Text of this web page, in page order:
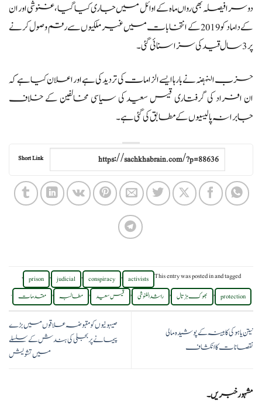
دوسرا فیصلہ بھی رواں ماہ کے اوائل میں جاری کیا گیا، غنوشی اور ان
کے داماد کو 2019 کے انتخابات میں غیر ملکیوں سے رقم وصول کرنے
پر 3 سال قید کی سزا سنائی گئی۔
حزب النہضہ نے بارہا ایسے الزامات کی تردید کی ہے اور اعلان کیا ہے کہ
ان افراد کی گرفتاری قیس سعید کی سیاسی مخالفین کے خلاف
جابرانہ پالیسیوں کے مطابق کی گئی ہے۔
Short Link
This entry was posted inand tagged
activists
,
conspiracy
,
judicial
,
prison
,
protection
, بھوک ہڑتال , راشد الغنوشی , قیس سعید , مطالبہ , مقدمات .
نیتن یاہو کی کابینہ کے پوشیدہ مالی
نقصانات کا انکشاف
صیہونیوں کو مقبوضہ علاقوں میں بڑے
پیمانے پر بجلی کی بندش کے سلسلے
میں تشویش
مشہور خبریں۔